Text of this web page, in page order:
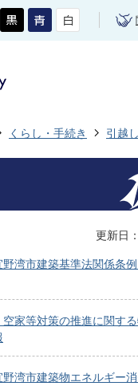
くらし・手続き 引越
更新日
野湾市建築基準法関係条
空家等対策の推進に関す
野湾市建築物エネルギー